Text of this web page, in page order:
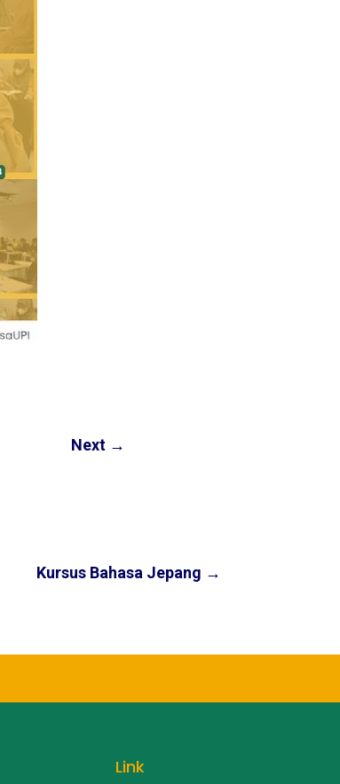
Next →
Kursus Bahasa Jepang →
Link